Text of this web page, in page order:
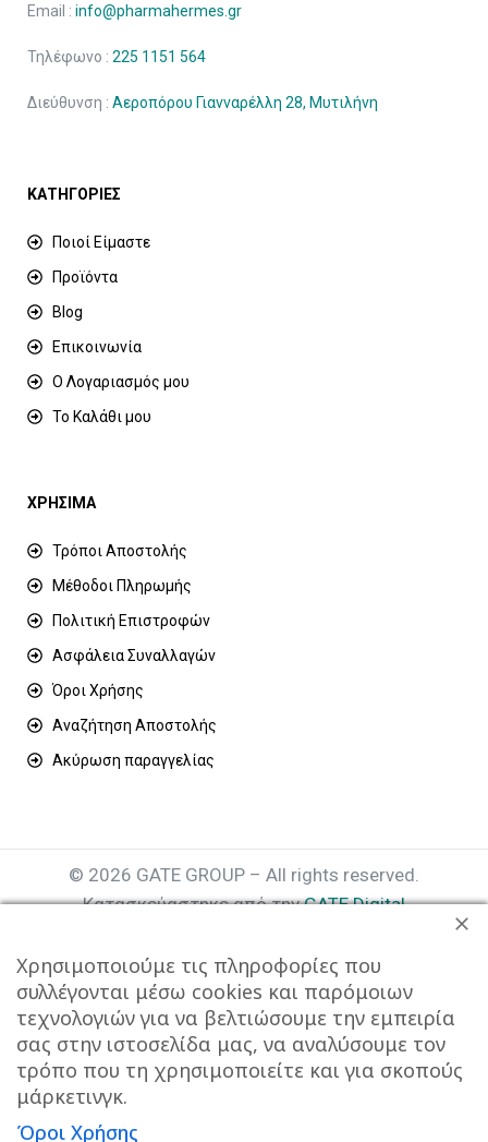
Email : info@pharmahermes.gr
Τηλέφωνο : 225 1151 564
Διεύθυνση : Αεροπόρου Γιανναρέλλη 28, Μυτιλήνη
ΚΑΤΗΓΟΡΙΕΣ
Ποιοί Είμαστε
Προϊόντα
Blog
Επικοινωνία
Ο Λογαριασμός μου
Το Καλάθι μου
ΧΡΗΣΙΜΑ
Τρόποι Αποστολής
Μέθοδοι Πληρωμής
Πολιτική Επιστροφών
Ασφάλεια Συναλλαγών
Όροι Χρήσης
Αναζήτηση Αποστολής
Ακύρωση παραγγελίας
© 2026 GATE GROUP – All rights reserved.
Κατασκεύαστηκε από τηνGATE Digital
Αριθμός Γ.Ε.ΜΗ. : 077935642000
Χρησιμοποιούμε τις πληροφορίες που
συλλέγονται μέσω cookies και παρόμοιων
τεχνολογιών για να βελτιώσουμε την εμπειρία
σας στην ιστοσελίδα μας, να αναλύσουμε τον
τρόπο που τη χρησιμοποιείτε και για σκοπούς
μάρκετινγκ.
Όροι Χρήσης